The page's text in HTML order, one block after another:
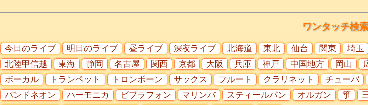
ワンタッチ検索
今日のライブ 明日のライブ 昼ライブ 深夜ライブ 北海道 東北 仙台 関東 埼玉
北陸甲信越
東海 静岡 名古屋 関西 京都 大阪 兵庫 神戸 中国地方 岡山
ボーカル
トランペット トロンボーン サックス フルート クラリネット チューバ
バンドネオン
ハーモニカ ビブラフォン マリンバ スティールパン オルガン 箏